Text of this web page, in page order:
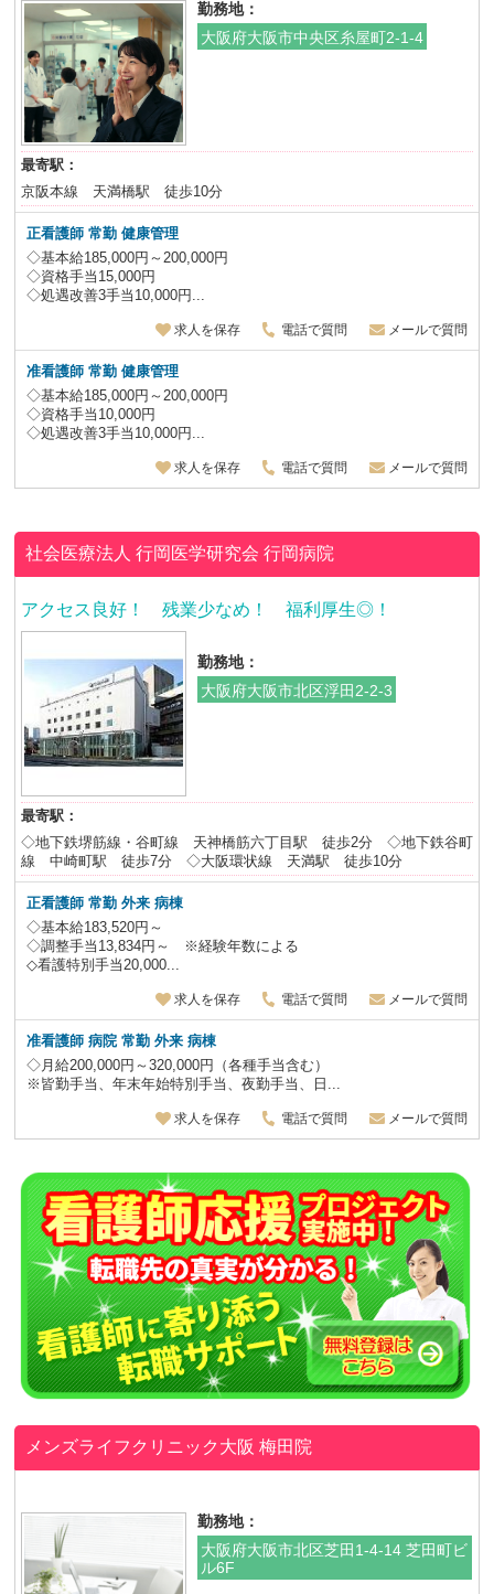
勤務地：
大阪府大阪市中央区糸屋町2-1-4
最寄駅：
京阪本線 天満橋駅 徒歩10分
正看護師 常勤 健康管理
◇基本給185,000円～200,000円
◇資格手当15,000円
◇処遇改善3手当10,000円...
求人を保存 電話で質問 メールで質問
准看護師 常勤 健康管理
◇基本給185,000円～200,000円
◇資格手当10,000円
◇処遇改善3手当10,000円...
求人を保存 電話で質問 メールで質問
社会医療法人 行岡医学研究会行岡病院
アクセス良好！ 残業少なめ！ 福利厚生◎！
勤務地：
大阪府大阪市北区浮田2-2-3
最寄駅：
◇地下鉄堺筋線・谷町線 天神橋筋六丁目駅 徒歩2分 ◇地下鉄谷町
線 中崎町駅 徒歩7分 ◇大阪環状線 天満駅 徒歩10分
正看護師 常勤 外来 病棟
◇基本給183,520円～
◇調整手当13,834円～ ※経験年数による
◇看護特別手当20,000...
求人を保存 電話で質問 メールで質問
准看護師 病院常勤 外来 病棟
◇月給200,000円～320,000円（各種手当含む）
※皆勤手当、年末年始特別手当、夜勤手当、日...
求人を保存 電話で質問 メールで質問
メンズライフクリニック大阪 梅田院
勤務地：
大阪府大阪市北区芝田1-4-14 芝田町ビ
ル6F